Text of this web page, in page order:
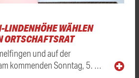
WÄHLEN
ORTSCHAFTSRAT
und auf der
kommenden Sonntag, 5. …